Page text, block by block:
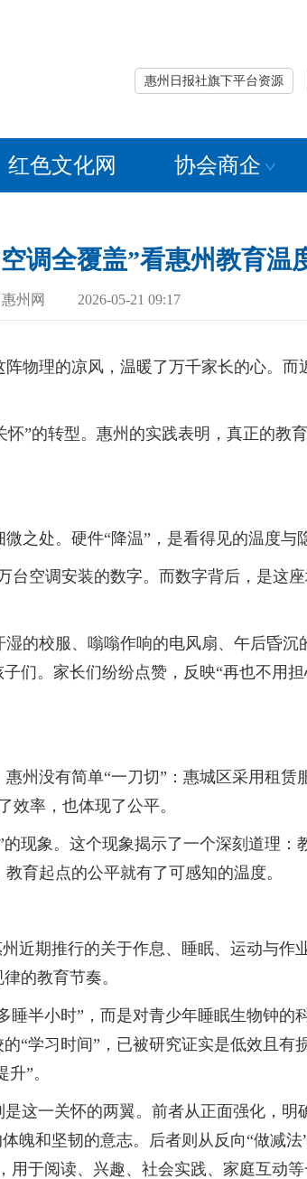
惠州日报社旗下平台资源
红色文化网 协会商企
调全覆盖”看惠州教育温
惠州网 2026-05-21 09:17
理的凉风，温暖了万千家长的心。而
”的转型。惠州的实践表明，真正的教
处。硬件“降温”，是看得见的温度与
空调安装的数字。而数字背后，是这
校服、嗡嗡作响的电风扇、午后昏沉
们。家长们纷纷点赞，反映“再也不用
没有简单“一刀切”：惠城区采用租赁
率，也体现了公平。
象。这个现象揭示了一个深刻道理：
育起点的公平就有了可感知的温度。
期推行的关于作息、睡眠、运动与作
的教育节奏。
半小时”，而是对青少年睡眠生物钟的
“学习时间”，已被研究证实是低效且
”。
这一关怀的两翼。前者从正面强化，明
魄和坚韧的意志。后者则从反向“做减
于阅读、兴趣、社会实践、家庭互动